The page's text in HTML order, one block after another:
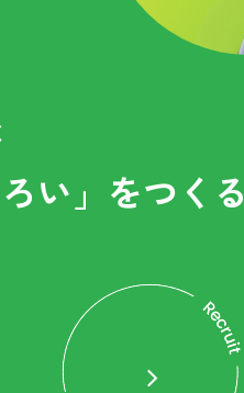
ろい」をつくる